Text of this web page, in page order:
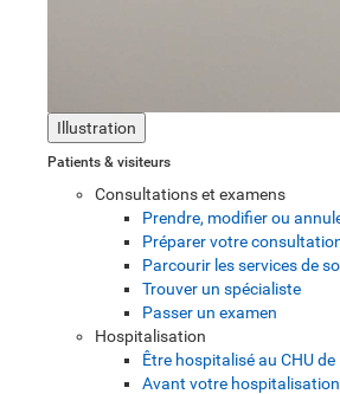
Illustration
Patients & visiteurs
Consultations et examens
Prendre, modifier ou
Préparer votre
Parcourir les services de
Trouver un spécialiste
Passer un examen
Hospitalisation
Être hospitalisé au CHU de
Avant votre hospitalisation